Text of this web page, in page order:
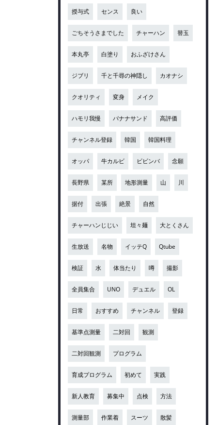
授与式 センス 良い
ごちそうさまでした チャーハン 替玉
本丸亭 白塗り おふざけさん
ジブリ 千と千尋の神隠し カオナシ
クオリティ 変身 メイク
ハモリ我慢 バナナサンド 高評価
チャンネル登録 韓国 韓国料理
オッパ 牛カルビ ビビンバ 念願
長野県 某所 地形測量 山 川
据付 出張 絶景 自然
チャーハンじじい 坦々麺 大とくさん
生放送 名物 イッテQ Qtube
検証 水 体当たり 噂 撮影
全員集合 UNO デュエル OL
日常 おすすめ チャンネル 登録
基準点測量 二対回 観測
二対回観測 プログラム
育成プログラム 初めて 実践
新人教育 募集中 点検 方法
測量部 作業着 スーツ 散髪